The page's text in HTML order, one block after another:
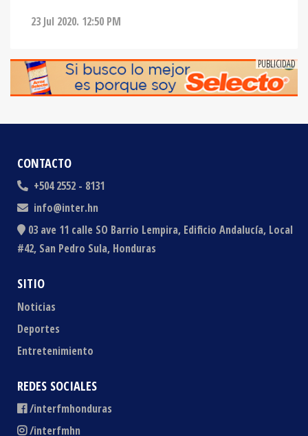
23 Jul 2020. 12:50 PM
CONTACTO
+504 2552 - 8131
info@inter.hn
03 ave 11 calle SO Barrio Lempira, Edificio Andalucía, Local
#42, San Pedro Sula, Honduras
SITIO
Noticias
Deportes
Entretenimiento
REDES SOCIALES
/interfmhonduras
/interfmhn